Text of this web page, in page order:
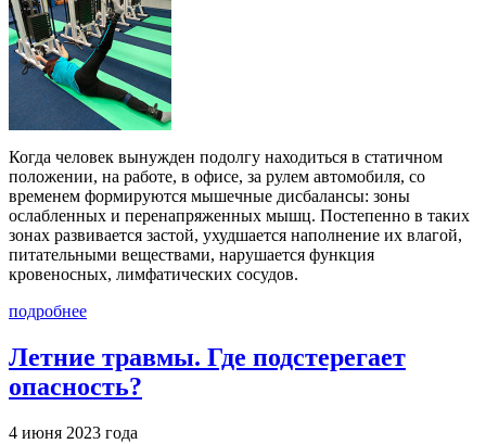
Когда человек вынужден подолгу находиться в статичном
положении, на работе, в офисе, за рулем автомобиля, со
временем формируются мышечные дисбалансы: зоны
ослабленных и перенапряженных мышц. Постепенно в таких
зонах развивается застой, ухудшается наполнение их влагой,
питательными веществами, нарушается функция
кровеносных, лимфатических сосудов.
подробнее
Летние травмы. Где подстерегает
опасность?
4 июня 2023 года